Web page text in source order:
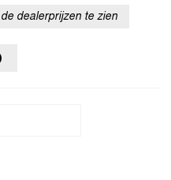
dealerprijzen te zien